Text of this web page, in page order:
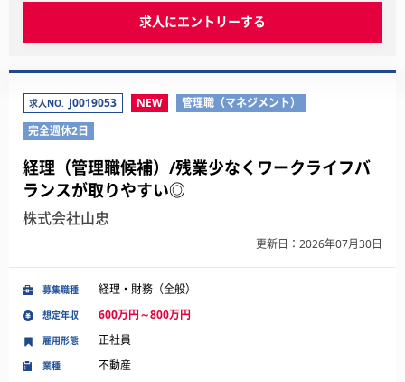
求人にエントリーする
求人NO. J0019053 NEW
管理職（マネジメント）
完全週休2日
経理（管理職候補）/残業少なくワークライフバ
ランスが取りやすい◎
株式会社山忠
更新日：2026年07月30日
募集職種 経理・財務（全般）
想定年収 600万円～800万円
業種 不動産
雇用形態 正社員